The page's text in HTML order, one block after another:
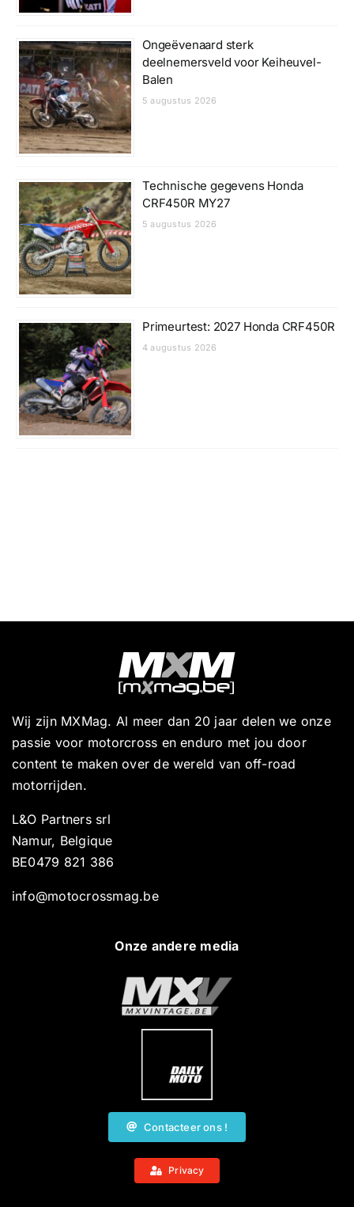
Ongeëvenaard sterk
deelnemersveld voor Keiheuvel-
Balen
5 augustus 2026
Technische gegevens Honda
CRF450R MY27
5 augustus 2026
Primeurtest: 2027 Honda CRF450R
4 augustus 2026
Wij zijn MXMag. Al meer dan 20 jaar delen we onze
passie voor motorcross en enduro met jou door
content te maken over de wereld van off-road
motorrijden.
L&O Partners srl
Namur, Belgique
BE0479 821 386
info@motocrossmag.be
Onze andere media
Contacteer ons !
Privacy